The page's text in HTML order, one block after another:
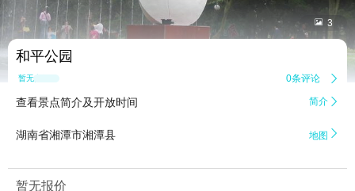
 3
和平公园
暂无点评 0条评论 
查看景点简介及开放时间 简介 
湖南省湘潭市湘潭县 地图 
暂无报价